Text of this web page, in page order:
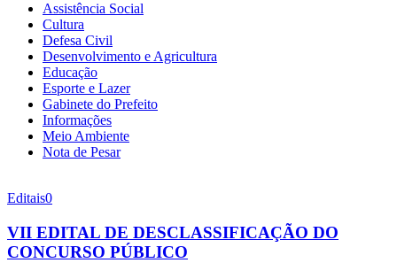
Assistência Social
Cultura
Defesa Civil
Desenvolvimento e Agricultura
Educação
Esporte e Lazer
Gabinete do Prefeito
Informações
Meio Ambiente
Nota de Pesar
Editais0
VII EDITAL DE DESCLASSIFICAÇÃO DO
CONCURSO PÚBLICO